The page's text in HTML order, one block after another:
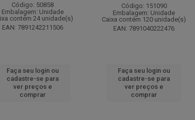
Código: 50858
Embalagem: Unidade
contém 24 unidade(s)
EAN: 7891242211506
Faça seu login ou
cadastre-se para
ver preços e
comprar
Código: 151090
Embalagem: Unidade
Caixa contém 120 unidade(s)
EAN: 7891040222476
Faça seu login ou
cadastre-se para
ver preços e
comprar